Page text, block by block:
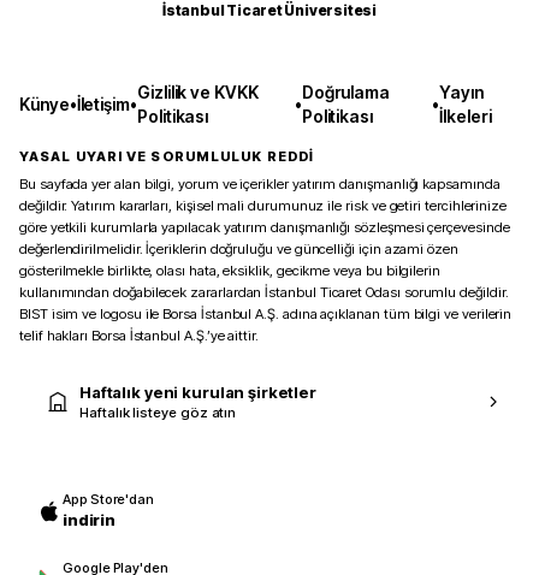
İstanbul Ticaret Üniversitesi
Künye•İletişim•
Gizlilik ve KVKK
Politikası
•
Doğrulama
Politikası
•
Yayın
İlkeleri
YASAL UYARI VE SORUMLULUK REDDİ
Bu sayfada yer alan bilgi, yorum ve içerikler yatırım danışmanlığı kapsamında
değildir. Yatırım kararları, kişisel mali durumunuz ile risk ve getiri tercihlerinize
göre yetkili kurumlarla yapılacak yatırım danışmanlığı sözleşmesi çerçevesinde
değerlendirilmelidir. İçeriklerin doğruluğu ve güncelliği için azami özen
gösterilmekle birlikte, olası hata, eksiklik, gecikme veya bu bilgilerin
kullanımından doğabilecek zararlardan İstanbul Ticaret Odası sorumlu değildir.
BIST isim ve logosu ile Borsa İstanbul A.Ş. adına açıklanan tüm bilgi ve verilerin
telif hakları Borsa İstanbul A.Ş.’ye aittir.
Haftalık yeni kurulan şirketler
Haftalık listeye göz atın
App Store'dan
indirin
Google Play'den